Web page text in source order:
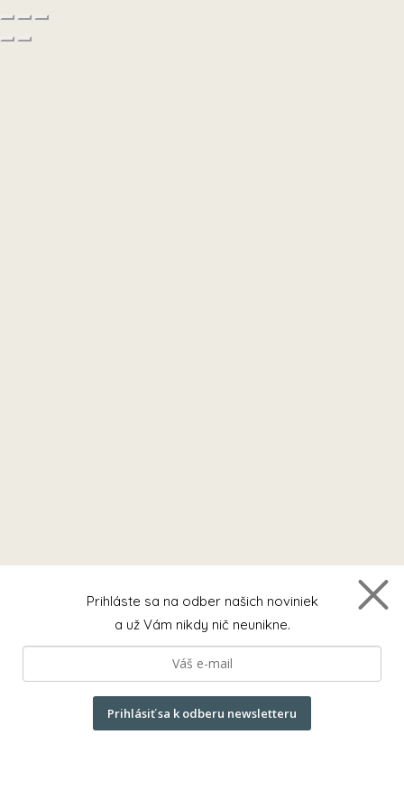
Prihláste sa na odber našich noviniek
a už Vám nikdy nič neunikne.
Prihlásiť sa k odberu newsletteru